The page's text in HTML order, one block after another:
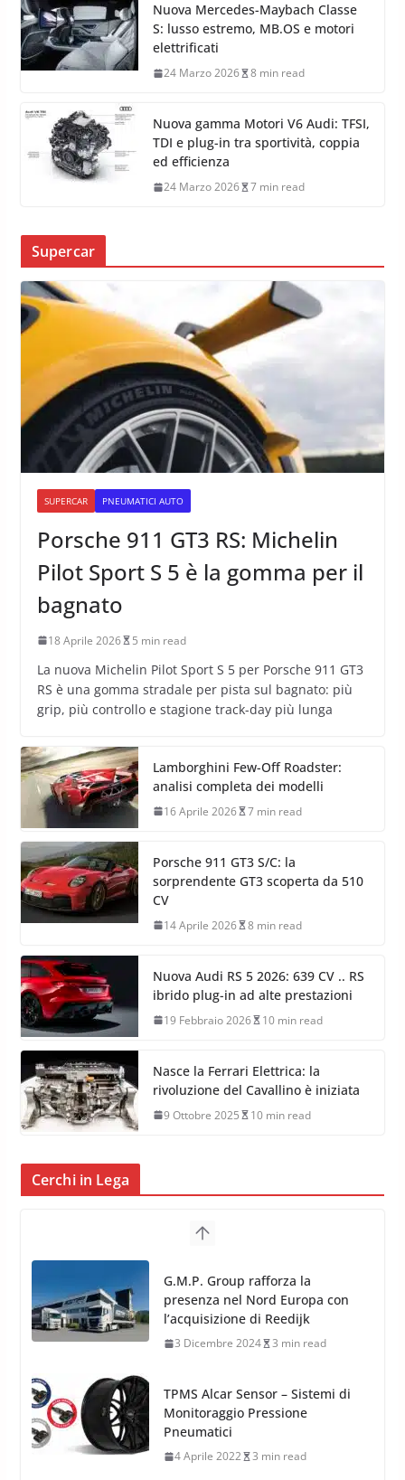
Nuova Mercedes-Maybach Classe
S: lusso estremo, MB.OS e motori
elettrificati
24 Marzo 2026 8 min read
Nuova gamma Motori V6 Audi: TFSI,
TDI e plug-in tra sportività, coppia
ed efficienza
24 Marzo 2026 7 min read
Supercar
SUPERCAR PNEUMATICI AUTO
Porsche 911 GT3 RS: Michelin
Pilot Sport S 5 è la gomma per il
bagnato
18 Aprile 2026 5 min read
La nuova Michelin Pilot Sport S 5 per Porsche 911 GT3
RS è una gomma stradale per pista sul bagnato: più
grip, più controllo e stagione track-day più lunga
Lamborghini Few-Off Roadster:
analisi completa dei modelli
16 Aprile 2026 7 min read
Porsche 911 GT3 S/C: la
sorprendente GT3 scoperta da 510
CV
14 Aprile 2026 8 min read
Nuova Audi RS 5 2026: 639 CV .. RS
ibrido plug-in ad alte prestazioni
19 Febbraio 2026 10 min read
Nasce la Ferrari Elettrica: la
rivoluzione del Cavallino è iniziata
9 Ottobre 2025 10 min read
Cerchi in Lega
TPMS Alcar Sensor – Sistemi di
Monitoraggio Pressione
Pneumatici
4 Aprile 2022 3 min read
Cerchi in Lega Mercedes: Novità
MAK 2019 – 2020
16 Settembre 2019